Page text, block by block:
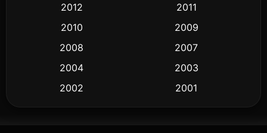
2012
2011
2010
2009
2008
2007
2004
2003
2002
2001
2000
1997